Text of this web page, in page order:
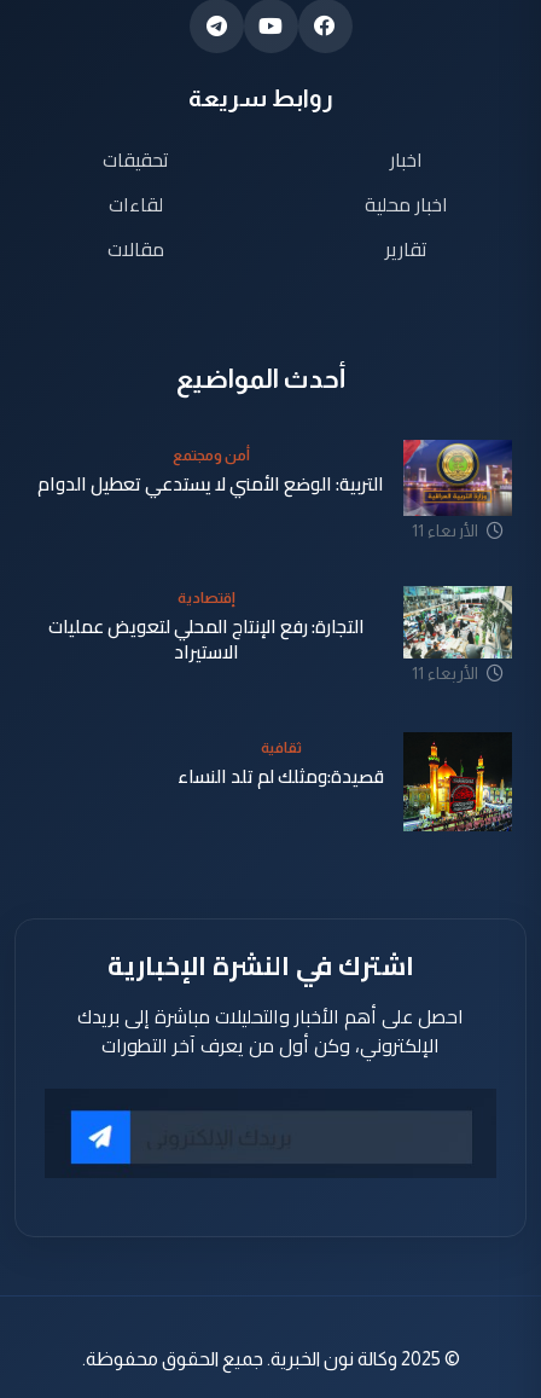
روابط سريعة
اخبار
اخبار محلية
تقارير
تحقيقات
لقاءات
مقالات
أحدث المواضيع
الأربعاء 11
أمن ومجتمع
التربية: الوضع الأمني لا يستدعي تعطيل الدوام
الأربعاء 11
إقتصادية
التجارة: رفع الإنتاج المحلي لتعويض عمليات
الاستيراد
ثقافية
قصيدة:ومثلك لم تلد النساء
اشترك في النشرة الإخبارية
احصل على أهم الأخبار والتحليلات مباشرة إلى بريدك
الإلكتروني، وكن أول من يعرف آخر التطورات
© 2025 وكالة نون الخبرية. جميع الحقوق محفوظة.